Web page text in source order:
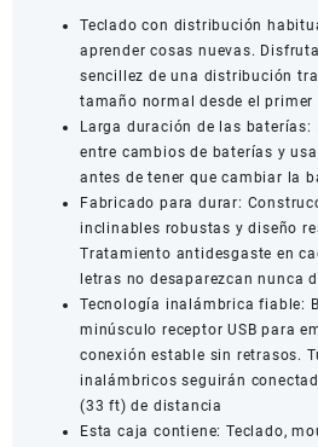
Teclado con distribución
aprender cosas nuevas.
sencillez de una distribución
tamaño normal desde el primer
Larga duración de las baterías:
entre cambios de baterías y
antes de tener que cambiar la
Fabricado para durar:
inclinables robustas y diseño
Tratamiento antidesgaste en
letras no desaparezcan nunca
Tecnología inalámbrica fiable:
minúsculo receptor USB para
conexión estable sin retrasos.
inalámbricos seguirán
(33 ft) de distancia
Esta caja contiene: Teclado,